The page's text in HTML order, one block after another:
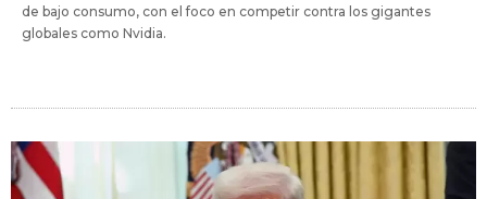
de bajo consumo, con el foco en competir contra los gigantes
globales como Nvidia.